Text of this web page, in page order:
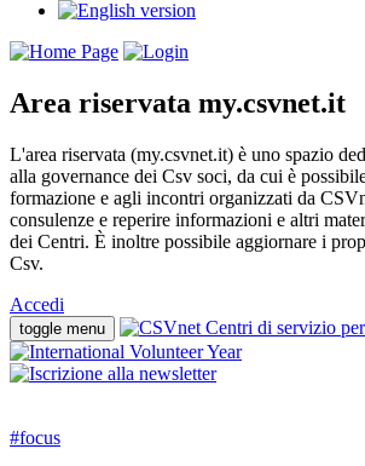
Area riservata my.csvnet.it
L'area riservata (my.csvnet.it) è uno spazio
alla governance dei Csv soci, da cui è
formazione e agli incontri organizzati da
consulenze e reperire informazioni e altri
dei Centri. È inoltre possibile aggiornare i
Csv.
Accedi
toggle menu
#focus